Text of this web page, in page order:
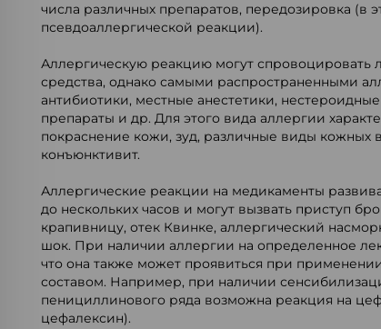
числа различных препаратов, передозировка (в
псевдоаллергической реакции).
Аллергическую реакцию могут спровоцировать
средства, однако самыми распространенными
антибиотики, местные анестетики,
препараты и др. Для этого вида аллергии
покраснение кожи, зуд, различные виды кожных
конъюнктивит.
Аллергические реакции на медикаменты
до нескольких часов и могут вызвать приступ
крапивницу, отек Квинке, аллергический
шок. При наличии аллергии на определенное
что она также может проявиться при
составом. Например, при наличии
пенициллинового ряда возможна реакция на
цефалексин).